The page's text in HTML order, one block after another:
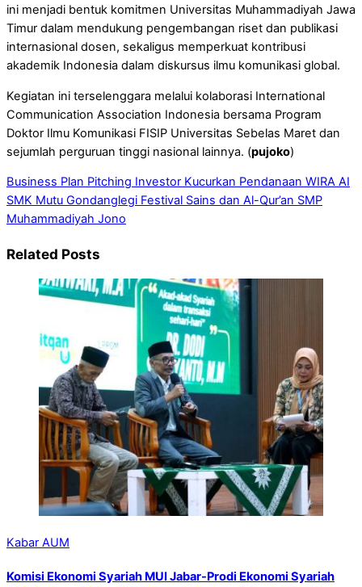
ini menjadi bentuk komitmen Universitas Muhammadiyah Jawa
Timur dalam mendukung pengembangan riset dan publikasi
internasional dosen, sekaligus memperkuat kontribusi
akademik Indonesia dalam diskursus ilmu komunikasi global.
Kegiatan ini terselenggara melalui kolaborasi International
Communication Association Indonesia bersama Program
Doktor Ilmu Komunikasi FISIP Universitas Sebelas Maret dan
sejumlah perguruan tinggi nasional lainnya. (pujoko)
Business Plan Pitching Investor Kucurkan Pendanaan WIRA AI
SMK Mutu Gondanglegi Festival Sains dan Al-Qur’an SMP
Muhammadiyah Jono
Related Posts
Kabar AUM
Komisi Ekonomi Syariah MUI Jabar-Prodi Ekonomi Syariah